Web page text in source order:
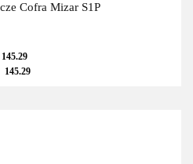
Cofra Mizar S1P
145.29
145.29